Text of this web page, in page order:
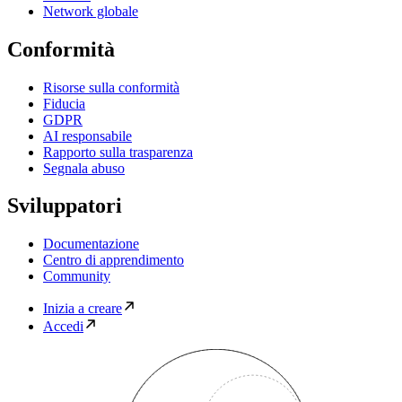
Network globale
Conformità
Risorse sulla conformità
Fiducia
GDPR
AI responsabile
Rapporto sulla trasparenza
Segnala abuso
Sviluppatori
Documentazione
Centro di apprendimento
Community
Inizia a creare
Accedi